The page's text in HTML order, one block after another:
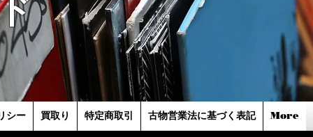
シー 買取り 特定商取引 古物営業法に基づく表記 More